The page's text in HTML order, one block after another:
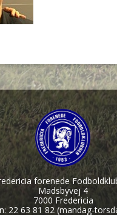
forenede
Madsbyvej 4
7000 Fredericia
22 63 81 82 (mandag-